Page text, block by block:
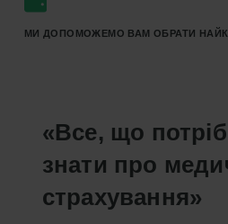
МИ ДОПОМОЖЕМО ВАМ ОБРАТИ
«Все, що
знати про
страхування»